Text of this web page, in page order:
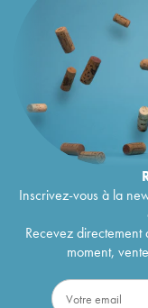
Inscrivez-vous à la
Recevez
moment,